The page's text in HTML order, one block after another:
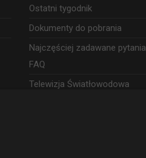
Ostatni tygodnik
Dokumenty do pobrania
Najczęściej zadawane pytania
FAQ
Telewizja Światłowodowa